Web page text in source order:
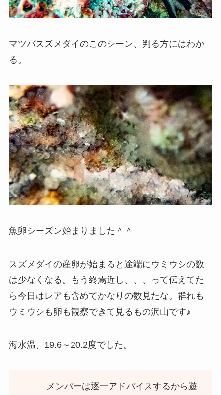
マツバスズメダイのこのシーン、判る方にはわか
る。
魚卵シーズン始まりました＾＾
スズメダイの産卵が始まると途端にウミウシの数
は少なくなる。もう終焉近し、、、って伝えてた
ら今日はレアも含めてかなりの数見たな。群れも
ウミウシも卵も観察できて見るもの沢山です♪
海水温、19.6～20.2度でした。
メンバーは逐一アドバイスするから遊